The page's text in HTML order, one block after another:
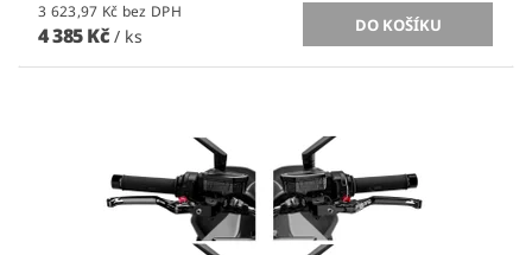
3 623,97 Kč bez DPH
4 385 Kč / ks